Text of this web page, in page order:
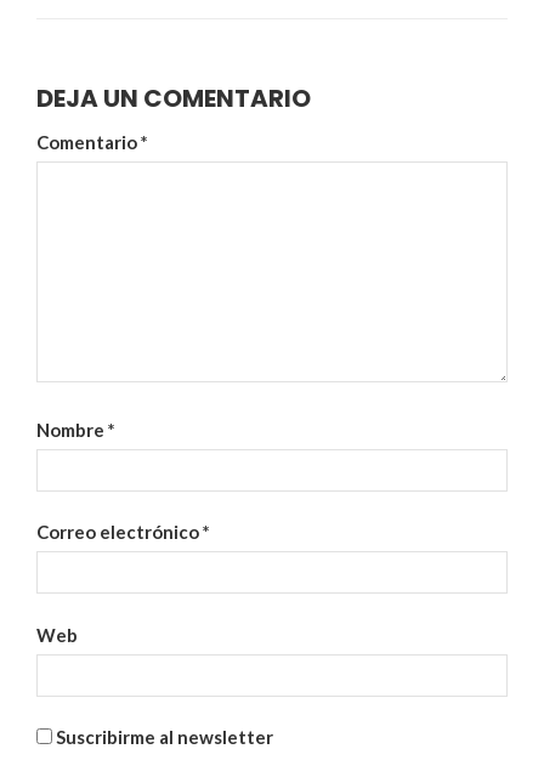
DEJA UN COMENTARIO
Comentario*
Nombre *
Correo electrónico*
Web
Suscribirme al newsletter